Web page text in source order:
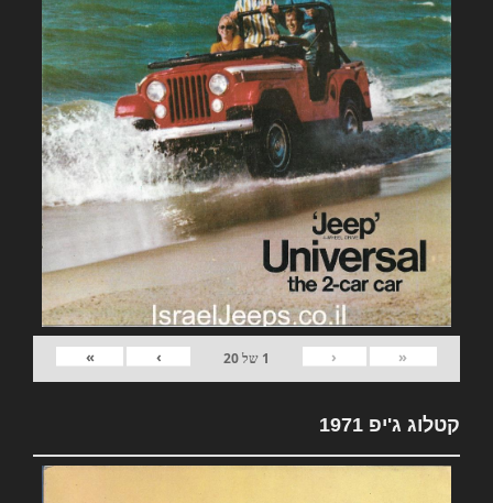
«
‹
1 של20
›
»
קטלוג ג'יפ 1971